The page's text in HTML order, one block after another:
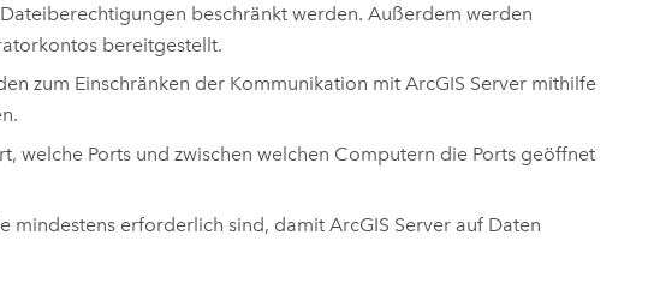
beschränkt werden. Außerdem werden
bereitgestellt.
zum Einschränken der Kommunikation mit ArcGIS Servermithilfe
welche Ports und zwischen welchen Computern die Ports geöffnet
mindestens erforderlich sind, damit ArcGIS Serverauf Daten